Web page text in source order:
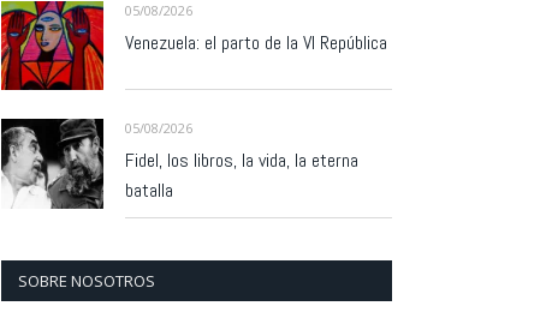
05/08/2026
Venezuela: el parto de la VI República
05/08/2026
Fidel, los libros, la vida, la eterna
batalla
SOBRE NOSOTROS